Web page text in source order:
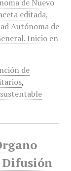
de Nuevo
editada,
Autónoma de
Inicio en
de
,
Difusión